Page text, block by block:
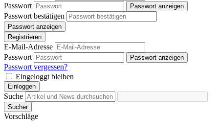
Passwort
Passwort anzeigen
Passwort bestätigen
Passwort anzeigen
Registrieren
E-Mail-Adresse
Passwort
Passwort anzeigen
Passwort vergessen?
Eingeloggt bleiben
Einloggen
Suche
Sucher
Vorschläge